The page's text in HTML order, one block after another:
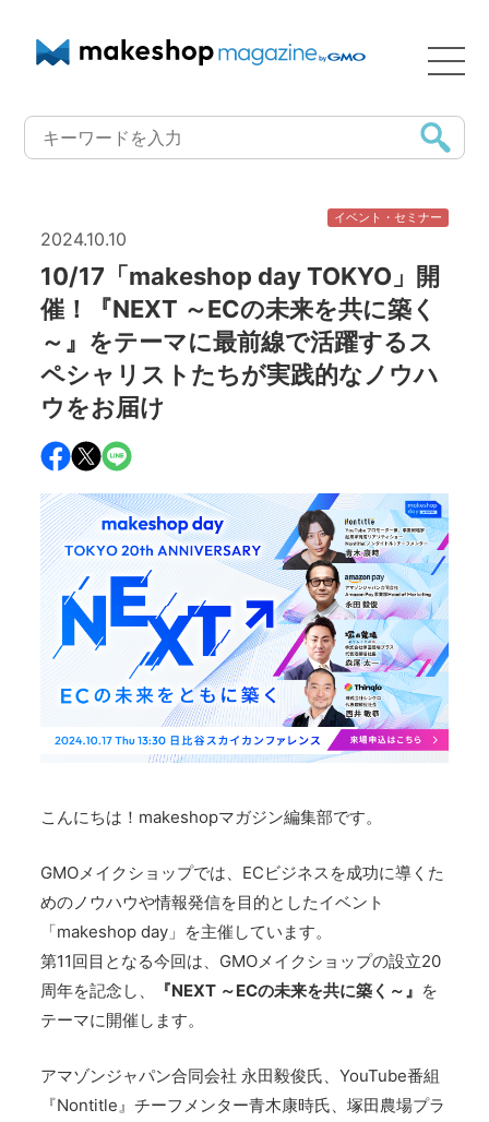
イベント・セミナー
2024.10.10
10/17「makeshop day TOKYO」開
催！『NEXT ～ECの未来を共に築く
～』をテーマに最前線で活躍するス
ペシャリストたちが実践的なノウハ
ウをお届け
こんにちは！makeshopマガジン編集部です。
GMOメイクショップでは、ECビジネスを成功に導くた
めのノウハウや情報発信を目的としたイベント
「makeshop day」を主催しています。
第11回目となる今回は、GMOメイクショップの設立20
周年を記念し、
『NEXT ～ECの未来を共に築く～』 を
テーマに開催します。
アマゾンジャパン合同会社 永田毅俊氏、YouTube番組
『Nontitle』チーフメンター青木康時氏、塚田農場プラ